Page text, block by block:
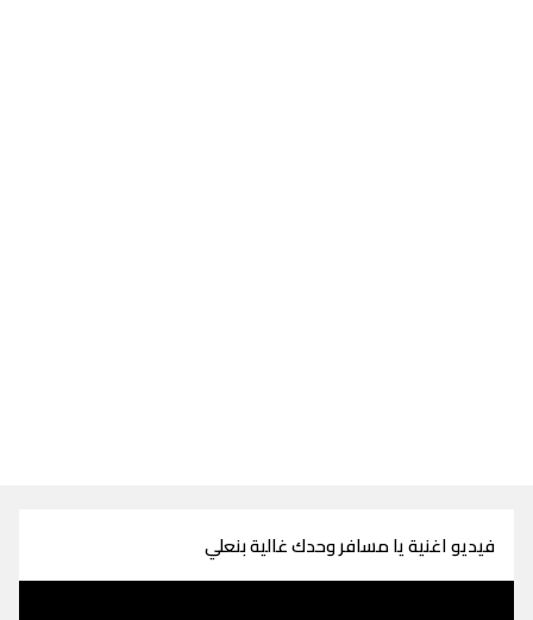
فيديو اغنية يا مسافر وحدك غالية بنعلي